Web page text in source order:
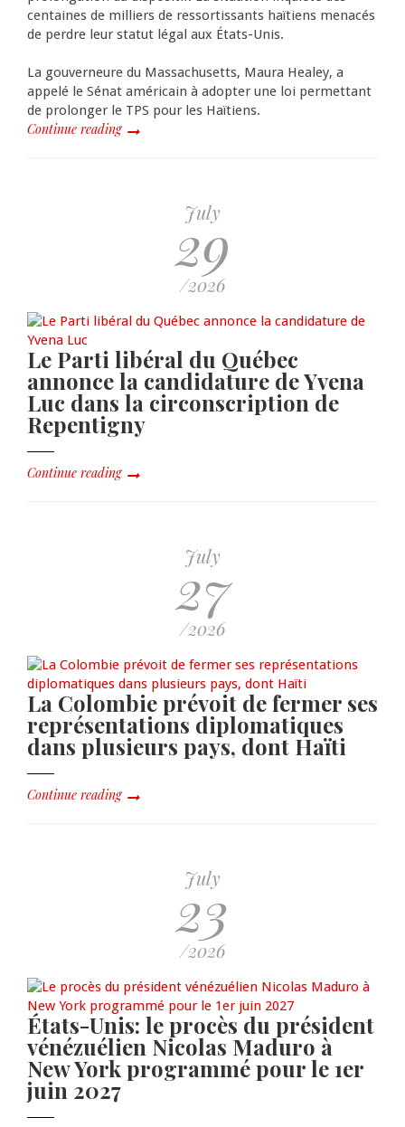
centaines de milliers de ressortissants haïtiens menacés
de perdre leur statut légal aux États-Unis.
La gouverneure du Massachusetts, Maura Healey, a
appelé le Sénat américain à adopter une loi permettant
de prolonger le TPS pour les Haïtiens.
Continue reading
July
29
/2026
Le Parti libéral du Québec
annonce la candidature de Yvena
Luc dans la circonscription de
Repentigny
Continue reading
July
27
/2026
La Colombie prévoit de fermer ses
représentations diplomatiques
dans plusieurs pays, dont Haïti
Continue reading
July
23
/2026
États-Unis: le procès du président
vénézuélien Nicolas Maduro à
New York programmé pour le 1er
juin 2027